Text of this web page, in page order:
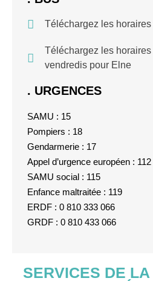
Téléchargez les horaires
Téléchargez les
vendredis pour Elne
. URGENCES
SAMU : 15
Pompiers : 18
Gendarmerie : 17
Appel d’urgence européen : 112
SAMU social : 115
Enfance maltraitée : 119
ERDF : 0 810 333 066
GRDF : 0 810 433 066
SERVICES DE LA